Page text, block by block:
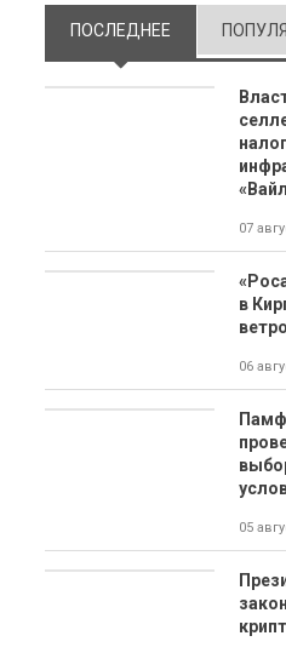
ПОСЛЕДНЕЕ (АКТИВНАЯ
07
в
06
05